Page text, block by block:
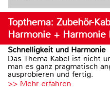
Topthema: Zubehör-
Harmonie + Harmonie
Schnelligkeit und Harmonie
Das Thema Kabel ist nicht
man es ganz pragmatisch
ausprobieren und fertig.
>> Mehr erfahren